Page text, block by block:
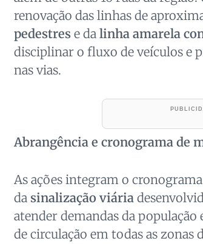
renovação das linhas de
pedestrese da linha amarela
disciplinar o fluxo de veículos e
nas vias.
Abrangência e cronograma de
As ações integram o
da sinalização viária
atender demandas da
de circulação em todas as zonas